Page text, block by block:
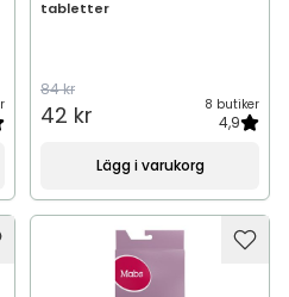
tabletter
84 kr
42 kr 8 butiker
4,9
Lägg i varukorg